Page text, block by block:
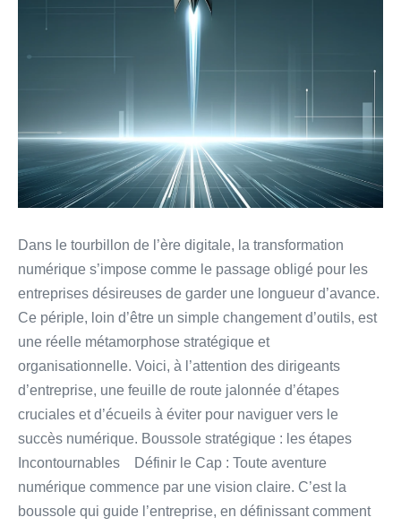
Dans le tourbillon de l’ère digitale, la transformation
numérique s’impose comme le passage obligé pour les
entreprises désireuses de garder une longueur d’avance.
Ce périple, loin d’être un simple changement d’outils, est
une réelle métamorphose stratégique et
organisationnelle. Voici, à l’attention des dirigeants
d’entreprise, une feuille de route jalonnée d’étapes
cruciales et d’écueils à éviter pour naviguer vers le
succès numérique. Boussole stratégique : les étapes
Incontournables Définir le Cap : Toute aventure
numérique commence par une vision claire. C’est la
boussole qui guide l’entreprise, en définissant comment